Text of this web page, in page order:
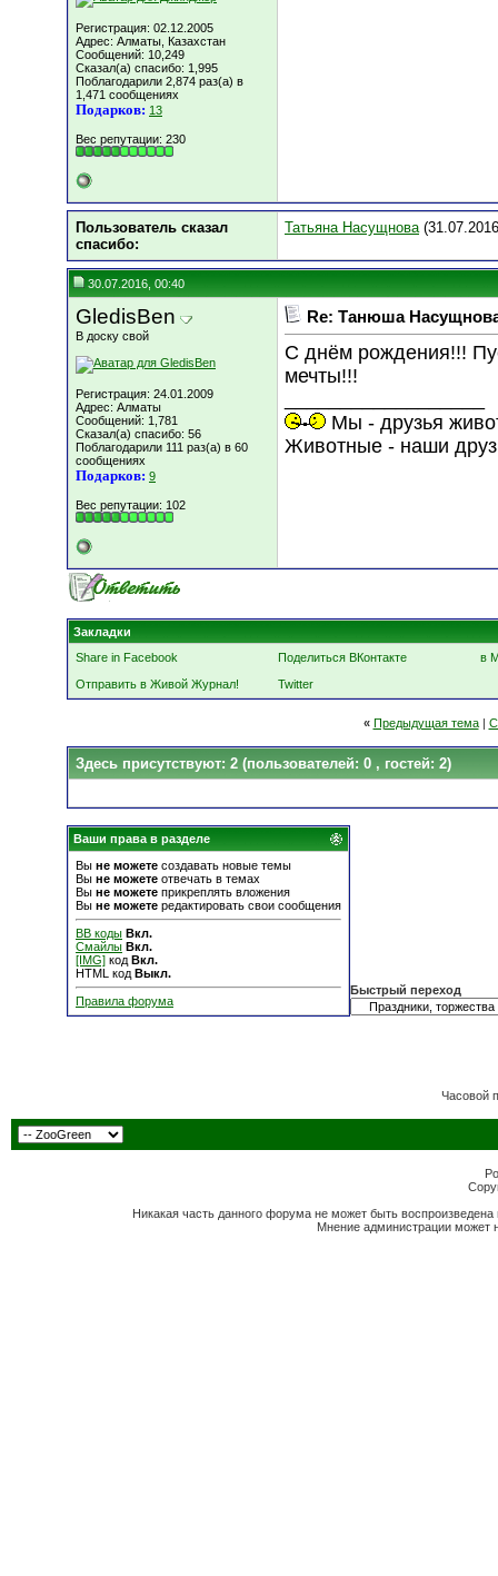
Регистрация: 02.12.2005
Адрес: Алматы, Казахстан
Сообщений: 10,249
Сказал(а) спасибо: 1,995
Поблагодарили 2,874 раз(а) в
1,471 сообщениях
Подарков: 13
Вес репутации: 230
Пользователь сказал
cпасибо:
Татьяна Насущнова
30.07.2016, 00:40
GledisBen
В доску свой
Регистрация: 24.01.2009
Адрес: Алматы
Сообщений: 1,781
Сказал(а) спасибо: 56
Поблагодарили 111 раз(а) в 60
сообщениях
Подарков: 9
Вес репутации: 102
Re: Танюша
С днём рождения!!!
мечты!!!
Мы - друзья
Животные - наши
Закладки
Share in Facebook
Поделиться ВКонтакте
в
Отправить в Живой Журнал!
Twitter
« Предыдущая тема|
Здесь присутствуют: 2 (пользователей: 0 , гостей: 2)
Ваши права в разделе
Вы не можете создавать новые темы
Вы не можете отвечать в темах
Вы не можете прикреплять вложения
Вы не можете редактировать свои сообщения
BB коды Вкл.
Смайлы Вкл.
[IMG] код Вкл.
HTML код Выкл.
Правила форума
Быстрый переход
Часовой
Никакая часть данного форума не может быть
Мнение администрации может